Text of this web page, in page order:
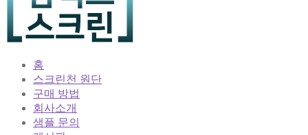
홈
스크린천 원단
구매 방법
회사소개
샘플 문의